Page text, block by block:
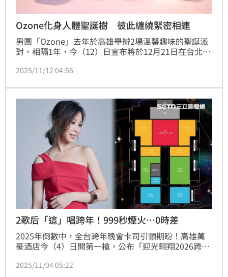
Ozone化身人體聖誕樹 彼此纏繞緊密相連
男團「Ozone」去年於高雄舉辦2場溫馨趣味的聖誕派
對，相隔1年，今（12）日宣布將於12月21日在台北舉
名單曲〈浪漫主意〉。Ozone換上充滿浪漫初雪氛圍的
色聖誕燈飾，6人肩靠肩坐在一起，呈現出更加溫暖的
浪漫主意氛圍。
2025/11/12 04:56
2歌后「這」唱跨年！999秒煙火…0時差
2025年倒數中，全台跨年晚會卡司引頸期盼！高雄萬
豪酒店今（4）日開第一槍，公布「迎光翱翔2026跨年
小時接力開唱，結合豪禮抽獎、1100吋巨幅LED螢幕即
2025/11/04 05:22